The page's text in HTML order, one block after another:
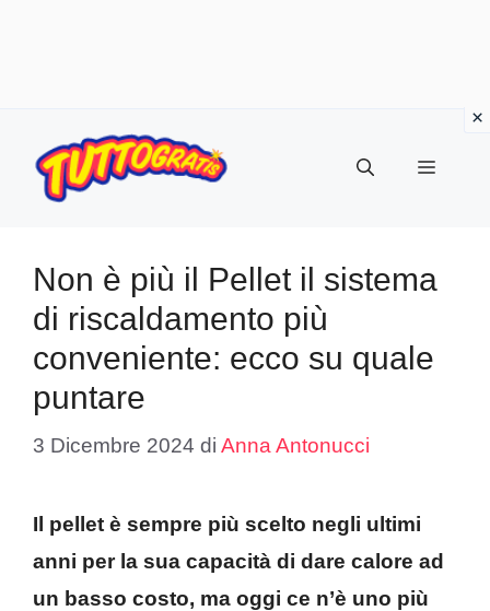
contenuto
Menu
Non è più il Pellet il sistema
di riscaldamento più
conveniente: ecco su quale
puntare
3 Dicembre 2024 di Anna Antonucci
Il pellet è sempre più scelto negli ultimi
anni per la sua capacità di dare calore ad
un basso costo, ma oggi ce n’è uno più